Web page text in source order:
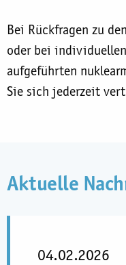
Bei Rückfragen zu
oder bei
aufgeführten
Sie sich jederzeit
Aktuelle
04.02.2026